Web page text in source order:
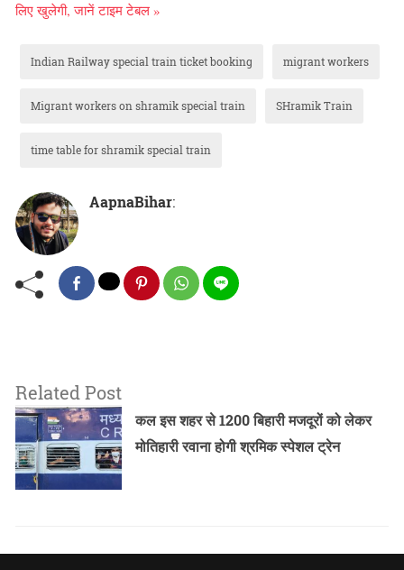
लिए खुलेगी, जानें टाइम टेबल »
Indian Railway special train ticket booking migrant workers
Migrant workers on shramik special train SHramik Train
time table for shramik special train
AapnaBihar:
Related Post
कल इस शहर से 1200 बिहारी मजदूरों को लेकर
मोतिहारी रवाना होगी श्रमिक स्पेशल ट्रेन